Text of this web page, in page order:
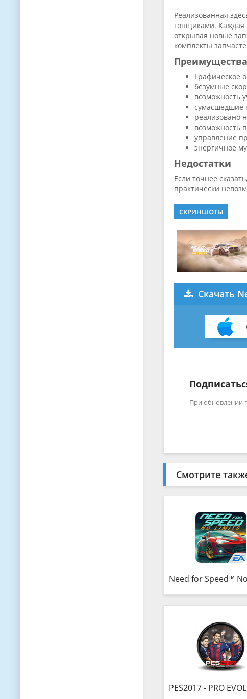
Реализованная
гонщиками. Каждая
открывая новые
комплекты
Преимущества
Графическое
безумные
возможность
сумасшедшие
реализовано
возможность
управление
энергичное
Недостатки
Если точнее
практически
СКРИНШОТЫ
Скачать
При обновлении
Смотрите
Need for Speed™
PES2017 - PRO EVOLUTION